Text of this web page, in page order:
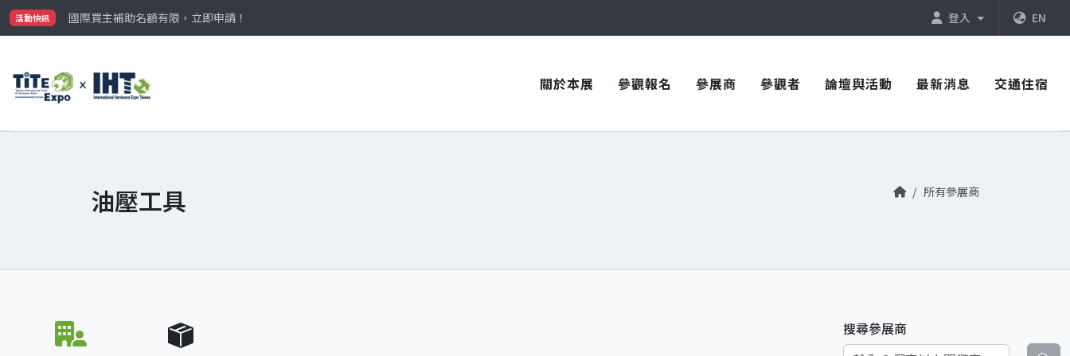
活動快訊
國際買主補助名額有限，立即申請！
參觀門票開放申請中‼️
登入 EN
關於本展 參觀報名 參展商 參觀者 論壇與活動 最新消息 交通住宿
油壓工具 所有參展商
搜尋參展商